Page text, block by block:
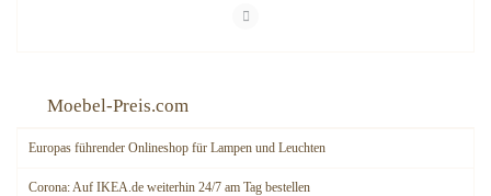
Moebel-Preis.com
Europas führender Onlineshop für Lampen und Leuchten
Corona: Auf IKEA.de weiterhin 24/7 am Tag bestellen